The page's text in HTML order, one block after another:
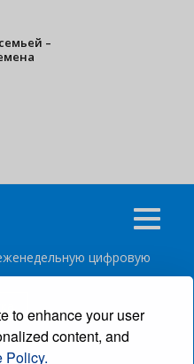
to enhance your user
content, and
Policy.
–
цифровую